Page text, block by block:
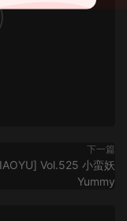
下一篇
Vol.525 小蛮妖
Yummy